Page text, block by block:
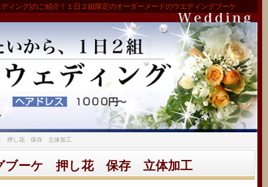
ィング|のご紹介！１日２組限定のオーダーメードのウエディングブーケ
押し花 保存 立体加工
ブーケ 押し花 保存 立体加工